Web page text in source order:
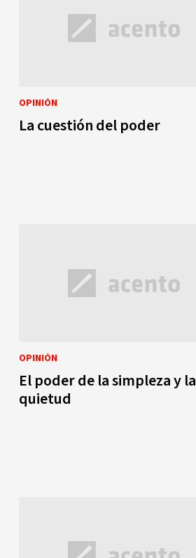
OPINIÓN
La cuestión del poder
OPINIÓN
El poder de la simpleza y la
quietud